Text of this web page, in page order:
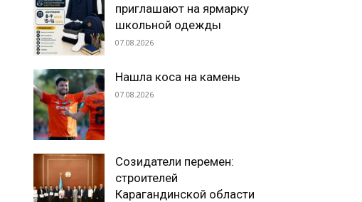
приглашают на ярмарку
школьной одежды
07.08.2026
Нашла коса на камень
07.08.2026
Созидатели перемен:
строителей
Карагандинской области